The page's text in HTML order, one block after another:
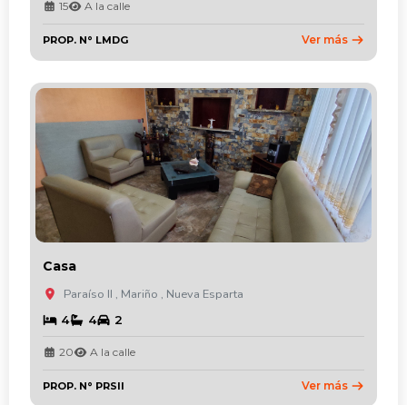
15 A la calle
PROP. N° LMDG Ver más
Casa
Paraíso II , Mariño , Nueva Esparta
4 4 2
20 A la calle
PROP. N° PRSII Ver más